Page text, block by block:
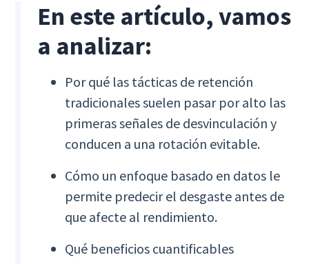
En este artículo, vamos
a analizar:
Por qué las tácticas de retención
tradicionales suelen pasar por alto las
primeras señales de desvinculación y
conducen a una rotación evitable.
Cómo un enfoque basado en datos le
permite predecir el desgaste antes de
que afecte al rendimiento.
Qué beneficios cuantificables